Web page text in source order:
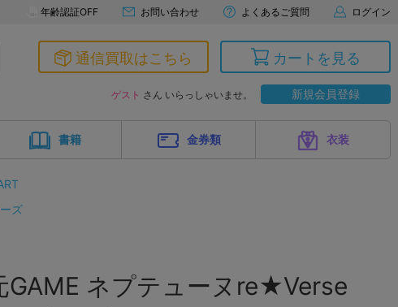
年齢認証OFF お問い合わせ よくあるご質問 ログイン
通信買取はこちら カートを見る
ゲスト さん いらっしゃいませ。 新規会員登録
書籍 金券類 衣装
ズ
GAME ネプテューヌre★Verse